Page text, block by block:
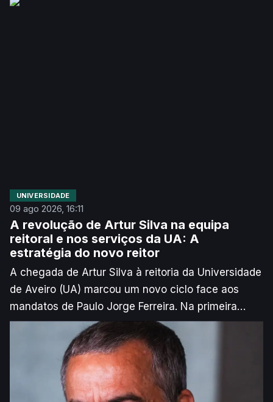
UNIVERSIDADE
09 ago 2026, 16:11
A revolução de Artur Silva na equipa
reitoral e nos serviços da UA: A
estratégia do novo reitor
A chegada de Artur Silva à reitoria da Universidade
de Aveiro (UA) marcou um novo ciclo face aos
mandatos de Paulo Jorge Ferreira. Na primeira
grande entrevista de mandato concedida à Ria,
Artur Silva explica a linha de raciocínio que
conduziu às alterações na equipa reitoral, nos
cargos de diretor-delegado dos Serviços de Ação
Social (SAS) e de administrador da Universidade e